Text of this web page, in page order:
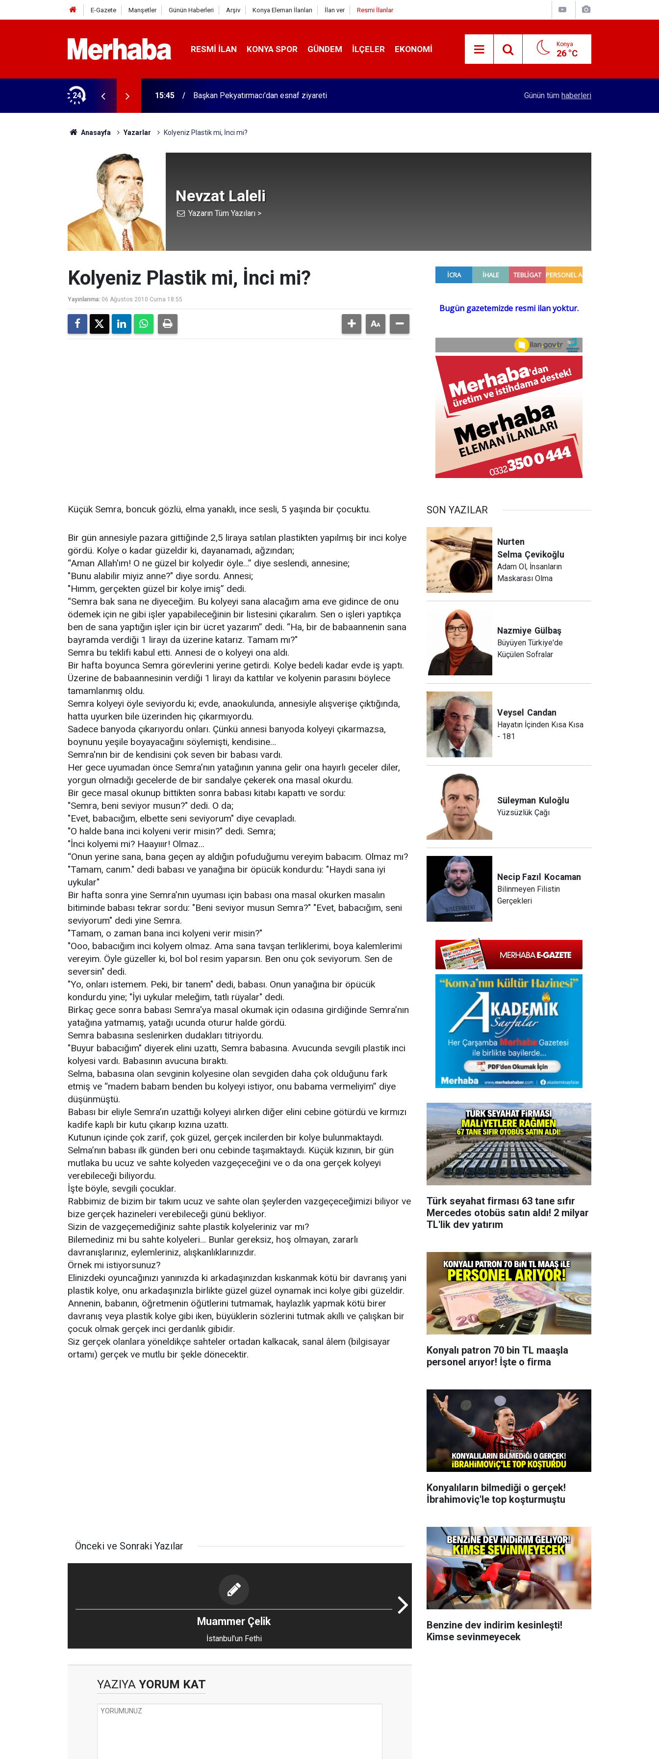
E-Gazete Manşetler Günün Haberleri Arşiv Konya Eleman İlanları İlan ver Resmi İlanlar
RESMI İLAN KONYA SPOR GÜNDEM İLÇELER EKONOMI Konya
26 °C
24
Kampüsü'ne ziyaret 15:45 Başkan Pekyatırmacı’dan esnaf ziyareti Konyalı patron 70 bin TL maaşla personel
Günün tüm haberleri
Anasayfa Yazarlar Kolyeniz Plastik mi, İnci mi?
Nevzat Laleli
Yazarın Tüm Yazıları >
Kolyeniz Plastik mi, İnci mi?
Yayınlanma: 06 Ağustos 2010 Cuma 18:55
Küçük Semra, boncuk gözlü, elma yanaklı, ince sesli, 5 yaşında bir çocuktu.
Bir gün annesiyle pazara gittiğinde 2,5 liraya satılan plastikten yapılmış bir inci kolye
gördü. Kolye o kadar güzeldir ki, dayanamadı, ağzından;
“Aman Allah'ım! O ne güzel bir kolyedir öyle...” diye seslendi, annesine;
"Bunu alabilir miyiz anne?" diye sordu. Annesi;
"Hımm, gerçekten güzel bir kolye imiş” dedi.
“Semra bak sana ne diyeceğim. Bu kolyeyi sana alacağım ama eve gidince de onu
ödemek için ne gibi işler yapabileceğinin bir listesini çıkaralım. Sen o işleri yaptıkça
ben de sana yaptığın işler için bir ücret yazarım” dedi. “Ha, bir de babaannenin sana
bayramda verdiği 1 lirayı da üzerine katarız. Tamam mı?"
Semra bu teklifi kabul etti. Annesi de o kolyeyi ona aldı.
Bir hafta boyunca Semra görevlerini yerine getirdi. Kolye bedeli kadar evde iş yaptı.
Üzerine de babaannesinin verdiği 1 lirayı da kattılar ve kolyenin parasını böylece
tamamlanmış oldu.
Semra kolyeyi öyle seviyordu ki; evde, anaokulunda, annesiyle alışverişe çıktığında,
hatta uyurken bile üzerinden hiç çıkarmıyordu.
Sadece banyoda çıkarıyordu onları. Çünkü annesi banyoda kolyeyi çıkarmazsa,
boynunu yeşile boyayacağını söylemişti, kendisine…
Semra'nın bir de kendisini çok seven bir babası vardı.
Her gece uyumadan önce Semra’nın yatağının yanına gelir ona hayırlı geceler diler,
yorgun olmadığı gecelerde de bir sandalye çekerek ona masal okurdu.
Bir gece masal okunup bittikten sonra babası kitabı kapattı ve sordu:
"Semra, beni seviyor musun?" dedi. O da;
"Evet, babacığım, elbette seni seviyorum" diye cevapladı.
"O halde bana inci kolyeni verir misin?" dedi. Semra;
"İnci kolyemi mi? Haayııır! Olmaz…
“Onun yerine sana, bana geçen ay aldığın pofuduğumu vereyim babacım. Olmaz mı?
"Tamam, canım." dedi babası ve yanağına bir öpücük kondurdu: "Haydi sana iyi
uykular"
Bir hafta sonra yine Semra’nın uyuması için babası ona masal okurken masalın
bitiminde babası tekrar sordu: "Beni seviyor musun Semra?" "Evet, babacığım, seni
seviyorum" dedi yine Semra.
"Tamam, o zaman bana inci kolyeni verir misin?"
"Ooo, babacığım inci kolyem olmaz. Ama sana tavşan terliklerimi, boya kalemlerimi
vereyim. Öyle güzeller ki, bol bol resim yaparsın. Ben onu çok seviyorum. Sen de
seversin" dedi.
"Yo, onları istemem. Peki, bir tanem" dedi, babası. Onun yanağına bir öpücük
kondurdu yine; "İyi uykular meleğim, tatlı rüyalar" dedi.
Birkaç gece sonra babası Semra'ya masal okumak için odasına girdiğinde Semra’nın
yatağına yatmamış, yatağı ucunda oturur halde gördü.
Semra babasına seslenirken dudakları titriyordu.
"Buyur babacığım" diyerek elini uzattı, Semra babasına. Avucunda sevgili plastik inci
kolyesi vardı. Babasının avucuna bıraktı.
Selma, babasına olan sevginin kolyesine olan sevgiden daha çok olduğunu fark
etmiş ve “madem babam benden bu kolyeyi istiyor, onu babama vermeliyim” diye
düşünmüştü.
Babası bir eliyle Semra’ın uzattığı kolyeyi alırken diğer elini cebine götürdü ve kırmızı
kadife kaplı bir kutu çıkarıp kızına uzattı.
Kutunun içinde çok zarif, çok güzel, gerçek incilerden bir kolye bulunmaktaydı.
Selma’nın babası ilk günden beri onu cebinde taşımaktaydı. Küçük kızının, bir gün
mutlaka bu ucuz ve sahte kolyeden vazgeçeceğini ve o da ona gerçek kolyeyi
verebileceği biliyordu.
İşte böyle, sevgili çocuklar.
Rabbimiz de bizim bir takım ucuz ve sahte olan şeylerden vazgeçeceğimizi biliyor ve
bize gerçek hazineleri verebileceği günü bekliyor.
Sizin de vazgeçemediğiniz sahte plastik kolyeleriniz var mı?
Bilemediniz mi bu sahte kolyeleri… Bunlar gereksiz, hoş olmayan, zararlı
davranışlarınız, eylemleriniz, alışkanlıklarınızdır.
Örnek mi istiyorsunuz?
Elinizdeki oyuncağınızı yanınızda ki arkadaşınızdan kıskanmak kötü bir davranış yani
plastik kolye, onu arkadaşınızla birlikte güzel güzel oynamak inci kolye gibi güzeldir.
Annenin, babanın, öğretmenin öğütlerini tutmamak, haylazlık yapmak kötü birer
davranış veya plastik kolye gibi iken, büyüklerin sözlerini tutmak akıllı ve çalışkan bir
çocuk olmak gerçek inci gerdanlık gibidir.
Siz gerçek olanlara yöneldikçe sahteler ortadan kalkacak, sanal âlem (bilgisayar
ortamı) gerçek ve mutlu bir şekle dönecektir.
Önceki ve Sonraki Yazılar
Muammer Çelik
İstanbul'un Fethi
YAZIYA YORUM KAT
SON YAZILAR
Nurten
Selma Çevikoğlu
Adam Ol, İnsanların
Maskarası Olma
Nazmiye Gülbaş
Büyüyen Türkiye'de
Küçülen Sofralar
Veysel Candan
Hayatın İçinden Kısa Kısa
- 181
Süleyman Kuloğlu
Yüzsüzlük Çağı
Necip Fazıl Kocaman
Bilinmeyen Filistin
Gerçekleri
Türk seyahat firması 63 tane sıfır
Mercedes otobüs satın aldı! 2 milyar
TL'lik dev yatırım
Konyalı patron 70 bin TL maaşla
personel arıyor! İşte o firma
Konyalıların bilmediği o gerçek!
İbrahimoviç'le top koşturmuştu
Benzine dev indirim kesinleşti!
Kimse sevinmeyecek